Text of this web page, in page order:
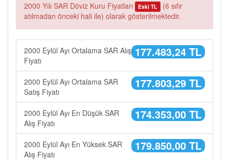
2000 Yılı SAR Döviz Kuru Fiyatları
Eski TL (6 sıfır
atılmadan önceki hali ile) olarak gösterilmektedir.
177.483,24 TL
2000 Eylül Ayı Ortalama SAR Alış
Fiyatı
177.803,29 TL
2000 Eylül Ayı Ortalama SAR
Satış Fiyatı
174.353,00 TL
2000 Eylül Ayı En Düşük SAR
Alış Fiyatı
179.850,00 TL
2000 Eylül Ayı En Yüksek SAR
Alış Fiyatı